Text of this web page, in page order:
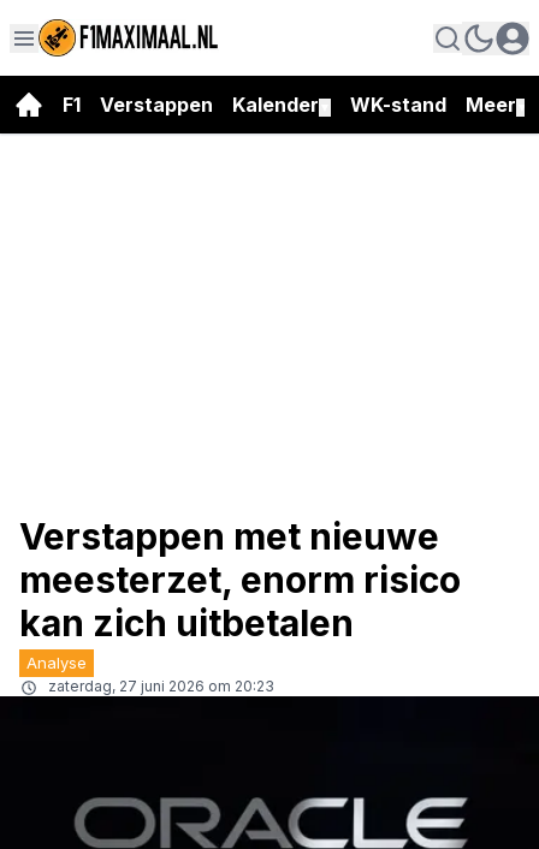
F1 Verstappen Kalender WK-stand Meer
Verstappen met nieuwe
meesterzet, enorm risico
kan zich uitbetalen
Analyse
zaterdag, 27 juni 2026 om 20:23